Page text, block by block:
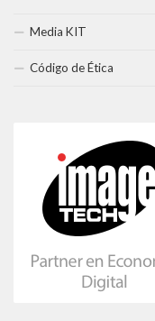
Media KIT
Código de Ética